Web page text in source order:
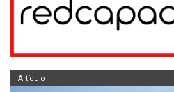
Artículo